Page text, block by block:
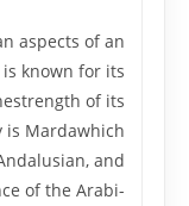
aspects of an
known for its
of its
is Mardawhich
and
of the Arabi-